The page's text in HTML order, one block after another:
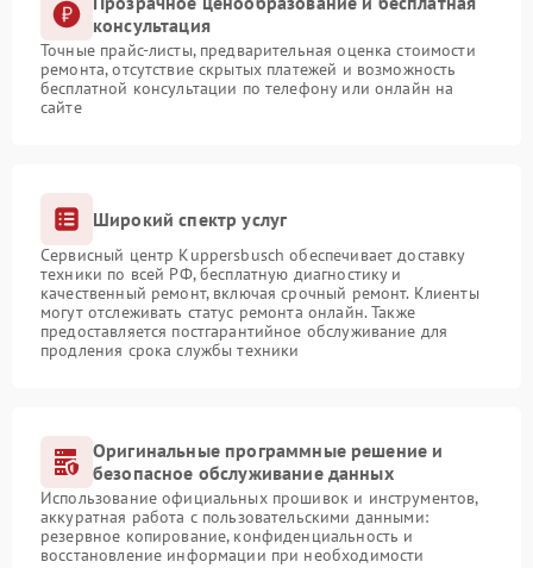
консультация
Точные прайс-листы, предварительная оценка стоимости
ремонта, отсутствие скрытых платежей и возможность
бесплатной консультации по телефону или онлайн на
сайте
Широкий спектр услуг
Сервисный центр Kuppersbusch обеспечивает доставку
техники по всей РФ, бесплатную диагностику и
качественный ремонт, включая срочный ремонт. Клиенты
могут отслеживать статус ремонта онлайн. Также
предоставляется постгарантийное обслуживание для
продления срока службы техники
Оригинальные программные решение и
безопасное обслуживание данных
Использование официальных прошивок и инструментов,
аккуратная работа с пользовательскими данными:
резервное копирование, конфиденциальность и
восстановление информации при необходимости